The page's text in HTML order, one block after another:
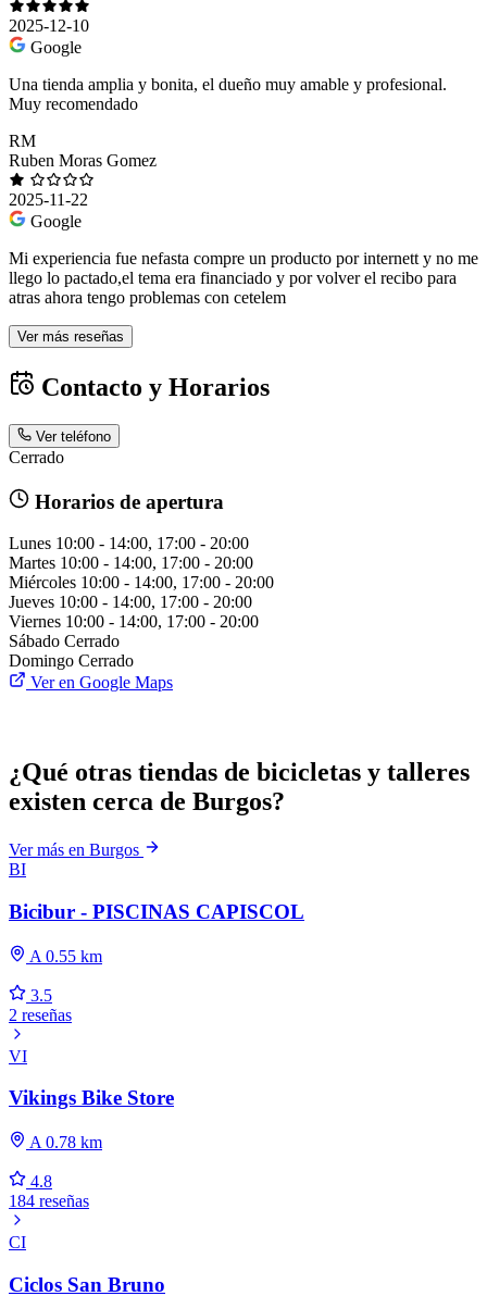
2025-12-10
Google
Una tienda amplia y bonita, el dueño muy amable y profesional.
Muy recomendado
RM
Ruben Moras Gomez
2025-11-22
Google
Mi experiencia fue nefasta compre un producto por internett y no me
llego lo pactado,el tema era financiado y por volver el recibo para
atras ahora tengo problemas con cetelem
Ver más reseñas
Contacto y Horarios
Ver teléfono
Cerrado
Horarios de apertura
Lunes 10:00 - 14:00, 17:00 - 20:00
Martes 10:00 - 14:00, 17:00 - 20:00
Miércoles 10:00 - 14:00, 17:00 - 20:00
Jueves 10:00 - 14:00, 17:00 - 20:00
Viernes 10:00 - 14:00, 17:00 - 20:00
Sábado Cerrado
Domingo Cerrado
Ver en Google Maps
¿Qué otras tiendas de bicicletas y talleres
existen cerca de Burgos?
Ver más en Burgos
BI
Bicibur - PISCINAS CAPISCOL
A 0.55 km
3.5
2 reseñas
VI
Vikings Bike Store
A 0.78 km
4.8
184 reseñas
CI
Ciclos San Bruno